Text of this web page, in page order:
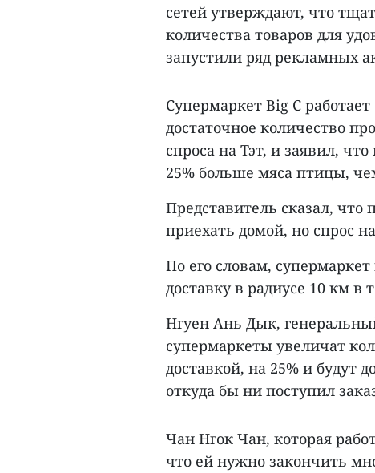
сетей утверждают, что
количества товаров для
запустили ряд рекламных
Супермаркет Big C
достаточное количество
спроса на Тэт, и заявил,
25% больше мяса птицы,
Представитель сказал,
приехать домой, но спрос
По его словам,
доставку в радиусе 10 км в
Нгуен Ань Дык,
супермаркеты увеличат
доставкой, на 25% и будут
откуда бы ни поступил
Чан Нгок Чан, которая
что ей нужно закончить